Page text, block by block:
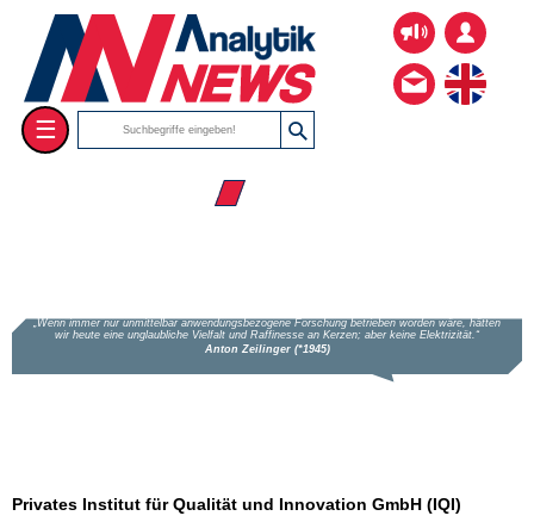
☰
☰ Firmenverzeichnis
Privates Institut für Qualität und Innovation GmbH (IQI)